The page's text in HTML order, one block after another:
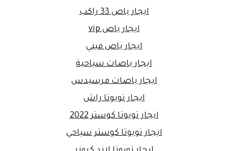
ايجار باص 33 راكب
ايجار باص vip
ايجار باص ميني
ايجار باصات سياحية
ايجار باصات مرسيدس
ايجار تويوتا راش
ايجار تويوتا كوستر 2022
ايجار تويوتا كوستر سياحي